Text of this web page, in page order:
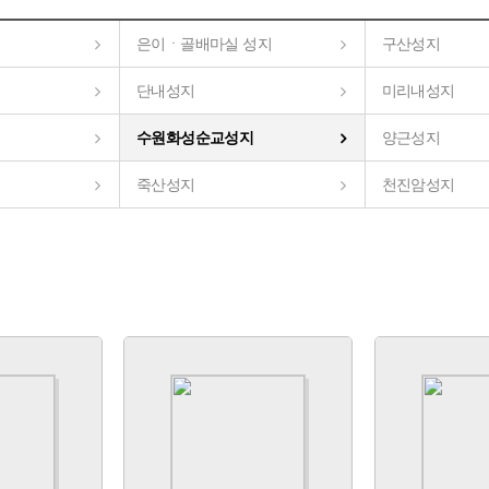
은이ㆍ골배마실 성지 구산성지
단내성지 미리내성지
수원화성순교성지 양근성지
죽산성지 천진암성지